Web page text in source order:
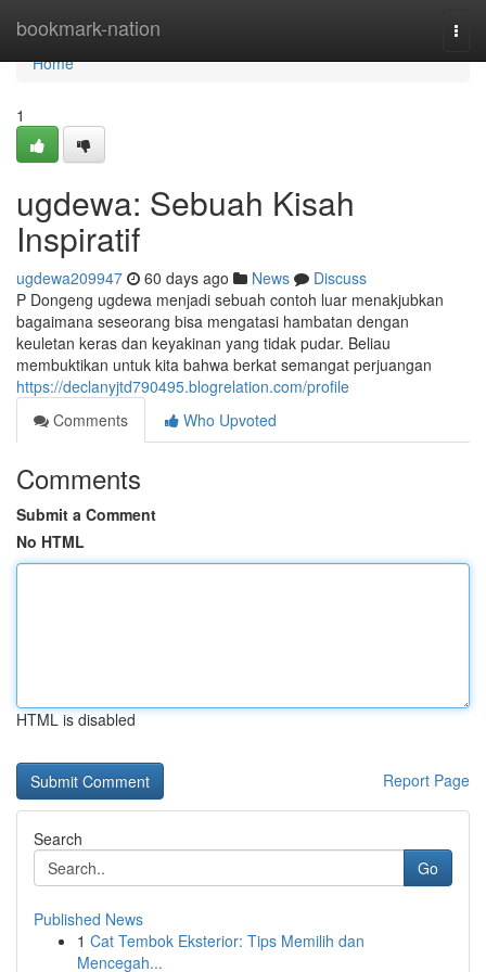
bookmark-nation
Home
Home
1
ugdewa: Sebuah Kisah
Inspiratif
ugdewa209947 60 days ago News
Discuss
P Dongeng ugdewa menjadi sebuah contoh luar menakjubkan
bagaimana seseorang bisa mengatasi hambatan dengan
keuletan keras dan keyakinan yang tidak pudar. Beliau
membuktikan untuk kita bahwa berkat semangat perjuangan
https://declanyjtd790495.blogrelation.com/profile
Comments
Who Upvoted
Comments
Submit a Comment
No HTML
HTML is disabled
Report Page
Search
Go
Published News
1 Cat Tembok Eksterior: Tips Memilih dan
Mencegah...